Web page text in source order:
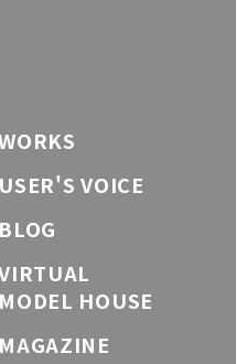
USER'S VOICE
BLOG
MODEL HOUSE
MAGAZINE